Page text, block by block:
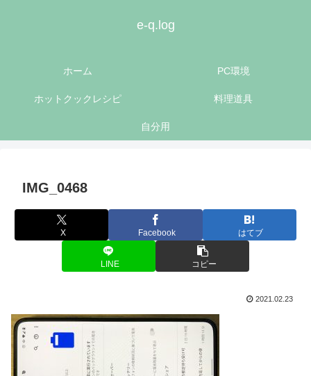
e-q.log
ホーム PC環境
ホットクックレシピ 料理道具
自分用
IMG_0468
X Facebook はてブ
LINE コピー
2021.02.23